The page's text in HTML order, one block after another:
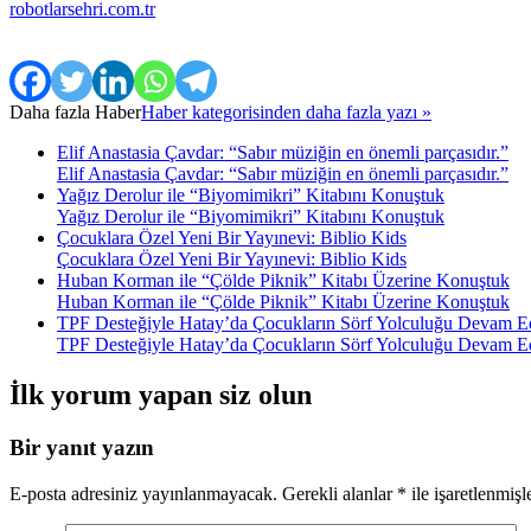
robotlarsehri.com.tr
Daha fazla HaberHaber kategorisinden daha fazla yazı »
Elif Anastasia Çavdar: “Sabır müziğin en önemli parçasıdır.”
Elif Anastasia Çavdar: “Sabır müziğin en önemli parçasıdır.”
Yağız Derolur ile “Biyomimikri” Kitabını Konuştuk
Yağız Derolur ile “Biyomimikri” Kitabını Konuştuk
Çocuklara Özel Yeni Bir Yayınevi: Biblio Kids
Çocuklara Özel Yeni Bir Yayınevi: Biblio Kids
Huban Korman ile “Çölde Piknik” Kitabı Üzerine Konuştuk
Huban Korman ile “Çölde Piknik” Kitabı Üzerine Konuştuk
TPF Desteğiyle Hatay’da Çocukların Sörf Yolculuğu Devam
TPF Desteğiyle Hatay’da Çocukların Sörf Yolculuğu Devam
İlk yorum yapan siz olun
Bir yanıt yazın
E-posta adresiniz yayınlanmayacak. Gerekli alanlar * ile